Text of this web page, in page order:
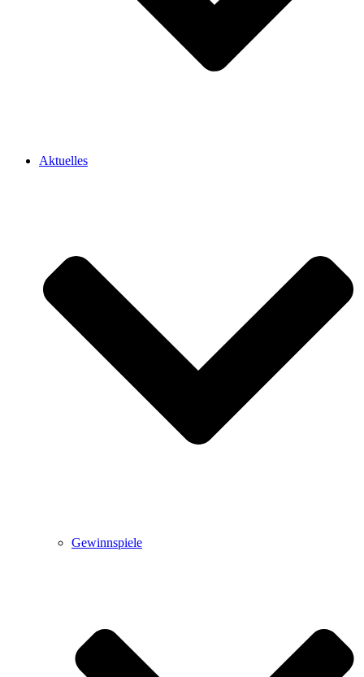
Aktuelles
Gewinnspiele